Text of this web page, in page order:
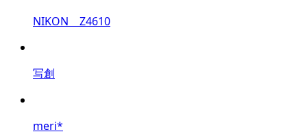
NIKON Z4610
写創
meri*